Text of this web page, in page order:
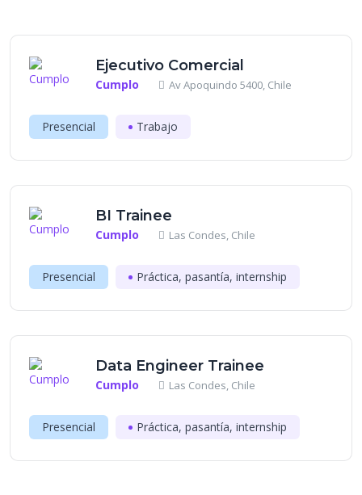
Ejecutivo Comercial
Cumplo Av Apoquindo 5400, Chile
Presencial Trabajo
BI Trainee
Cumplo Las Condes, Chile
Presencial Práctica, pasantía, internship
Data Engineer Trainee
Cumplo Las Condes, Chile
Presencial Práctica, pasantía, internship